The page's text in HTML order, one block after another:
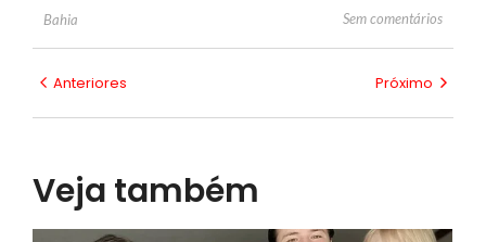
Bahia Sem comentários
Anteriores Próximo
Veja também